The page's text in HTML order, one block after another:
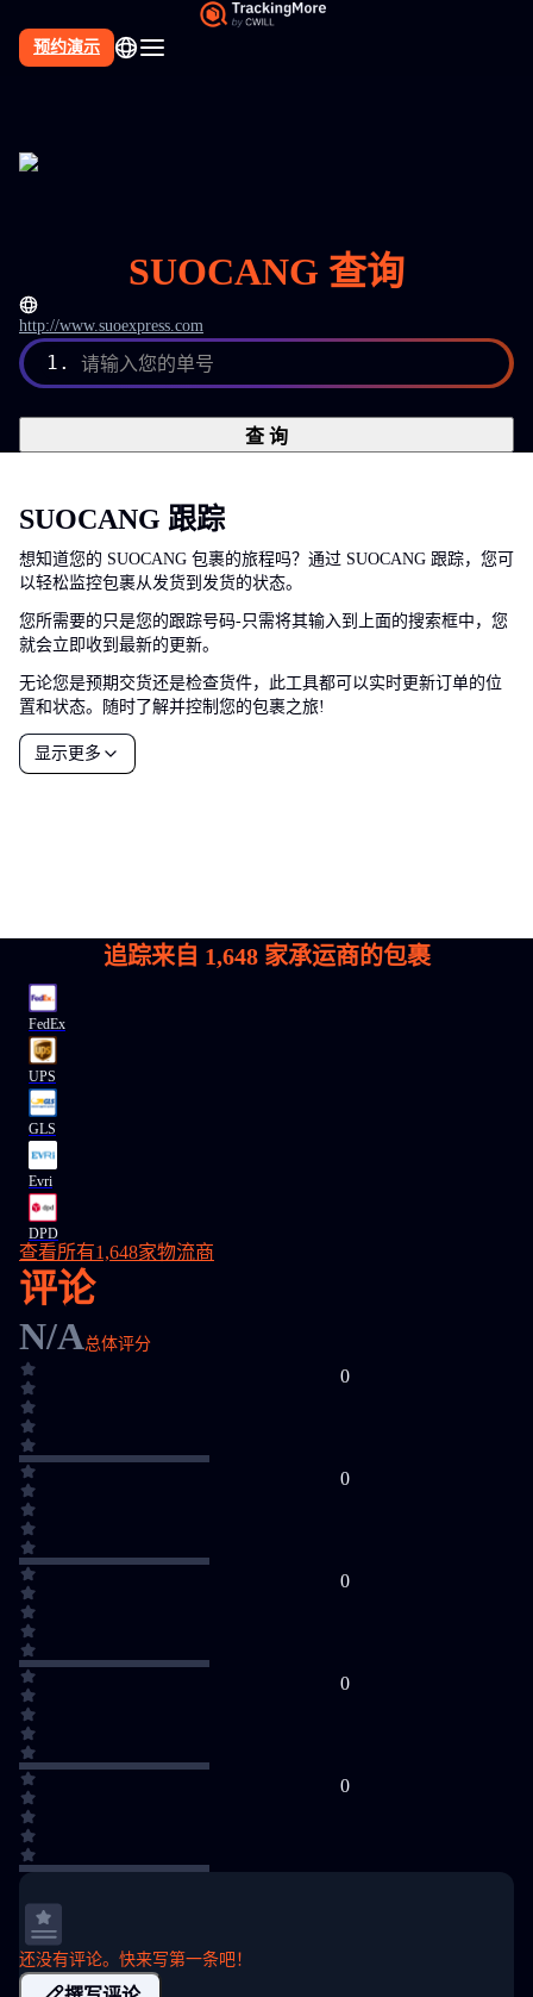
预约演示
SUOCANG 查询
http://www.suoexpress.com
1. 请输入您的单号
查 询
SUOCANG 跟踪
想知道您的 SUOCANG 包裹的旅程吗？通过 SUOCANG 跟踪，您可
以轻松监控包裹从发货到发货的状态。
您所需要的只是您的跟踪号码-只需将其输入到上面的搜索框中，您
就会立即收到最新的更新。
无论您是预期交货还是检查货件，此工具都可以实时更新订单的位
置和状态。随时了解并控制您的包裹之旅!
显示更多
追踪来自 1,648家承运商的包裹
FedEx
UPS
GLS
Evri
DPD
查看所有1,648家物流商
评论
N/A总体评分
0
0
0
0
0
还没有评论。快来写第一条吧！